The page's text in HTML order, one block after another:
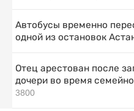
Автобусы временно
одной из остановок
Отец арестован после
дочери во время
3800